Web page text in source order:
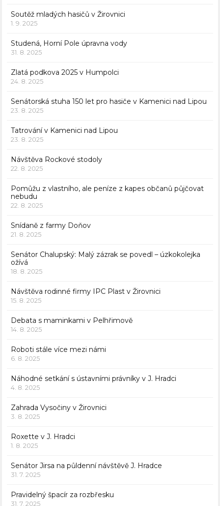
Soutěž mladých hasičů v Žirovnici
1. 9. 2025
Studená, Horní Pole úpravna vody
31. 8. 2025
Zlatá podkova 2025 v Humpolci
24. 8. 2025
Senátorská stuha 150 let pro hasiče v Kamenici nad Lipou
23. 8. 2025
Tatrování v Kamenici nad Lipou
23. 8. 2025
Návštěva Rockové stodoly
22. 8. 2025
Pomůžu z vlastního, ale peníze z kapes občanů půjčovat
nebudu
22. 8. 2025
Snídaně z farmy Doňov
21. 8. 2025
Senátor Chalupský: Malý zázrak se povedl – úzkokolejka
ožívá
18. 8. 2025
Návštěva rodinné firmy IPC Plast v Žirovnici
15. 8. 2025
Debata s maminkami v Pelhřimově
14. 8. 2025
Roboti stále více mezi námi
6. 8. 2025
Náhodné setkání s ústavními právníky v J. Hradci
4. 8. 2025
Zahrada Vysočiny v Žirovnici
3. 8. 2025
Roxette v J. Hradci
1. 8. 2025
Senátor Jirsa na půldenní návštěvě J. Hradce
31. 7. 2025
Pravidelný špacír za rozbřesku
31. 7. 2025